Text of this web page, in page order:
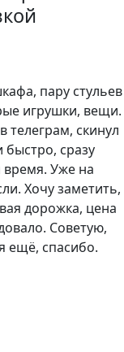
5400 р.
пару стульев
игрушки, вещи.
телеграм, скинул
быстро, сразу
время. Уже на
Хочу заметить,
дорожка, цена
Советую,
ещё, спасибо.